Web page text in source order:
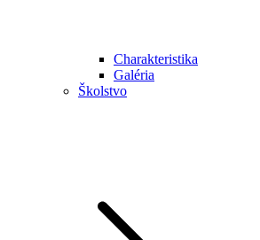
Charakteristika
Galéria
Školstvo